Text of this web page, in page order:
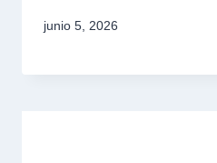
junio 5, 2026